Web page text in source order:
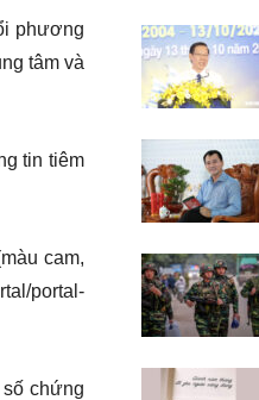
phương
tâm và
tin tiêm
cam,
portal-
chứng